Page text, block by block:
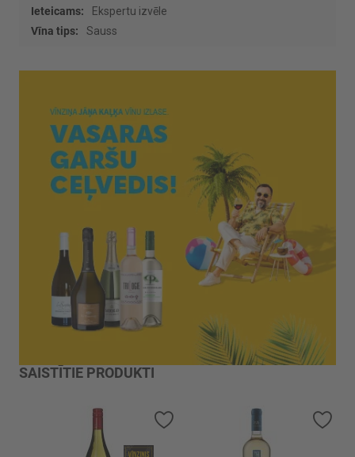
Ekspertu izvēle
Sauss
SAISTĪTIE PRODUKTI
Pievienot vēlmju sarakstam